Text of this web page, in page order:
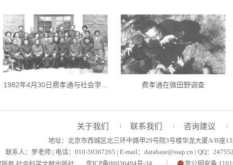
1982年4月30日费孝通与社会学... 费孝通在做田野调查
关于我们 联系我们 咨询建议
地址：北京市西城区北三环中路甲29号院3号楼华龙大厦A/B座
联系人：罗老师 | 电话：010-59367265 | E-mail：database@ssap.cn | QQ：
京ICP备06036494号-34 京公网安备